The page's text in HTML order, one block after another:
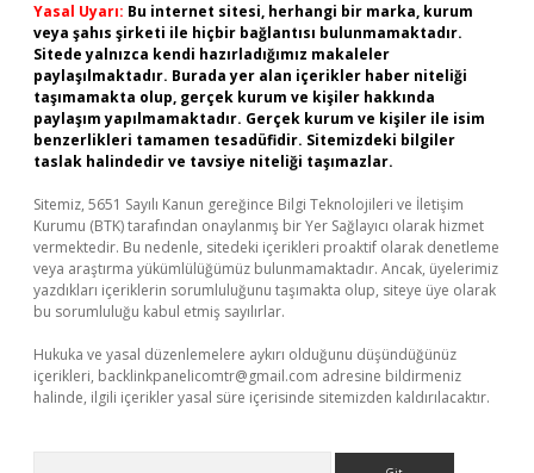
Yasal Uyarı: Bu internet sitesi, herhangi bir marka, kurum
veya şahıs şirketi ile hiçbir bağlantısı bulunmamaktadır.
Sitede yalnızca kendi hazırladığımız makaleler
paylaşılmaktadır. Burada yer alan içerikler haber niteliği
taşımamakta olup, gerçek kurum ve kişiler hakkında
paylaşım yapılmamaktadır. Gerçek kurum ve kişiler ile isim
benzerlikleri tamamen tesadüfidir. Sitemizdeki bilgiler
taslak halindedir ve tavsiye niteliği taşımazlar.
Sitemiz, 5651 Sayılı Kanun gereğince Bilgi Teknolojileri ve İletişim
Kurumu (BTK) tarafından onaylanmış bir Yer Sağlayıcı olarak hizmet
vermektedir. Bu nedenle, sitedeki içerikleri proaktif olarak denetleme
veya araştırma yükümlülüğümüz bulunmamaktadır. Ancak, üyelerimiz
yazdıkları içeriklerin sorumluluğunu taşımakta olup, siteye üye olarak
bu sorumluluğu kabul etmiş sayılırlar.
Hukuka ve yasal düzenlemelere aykırı olduğunu düşündüğünüz
içerikleri, backlinkpanelicomtr@gmail.com adresine bildirmeniz
halinde, ilgili içerikler yasal süre içerisinde sitemizden kaldırılacaktır.